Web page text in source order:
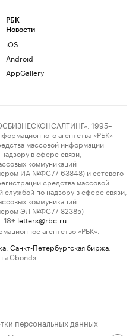
РБК
Новости
iOS
Android
AppGallery
1995–
агентства «РБК»
массовой информации
в сфере связи,
коммуникаций
ИА №ФС77-63848) и сетевого
средства массовой
по надзору в сфере связи,
коммуникаций
ЭЛ №ФС77-82385)
18+ letters@rbc.ru
агентство «РБК».
Санкт-Петербургская биржа
Cbonds.
персональных данных